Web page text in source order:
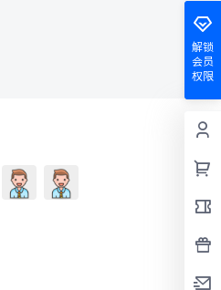
解锁
会员
权限